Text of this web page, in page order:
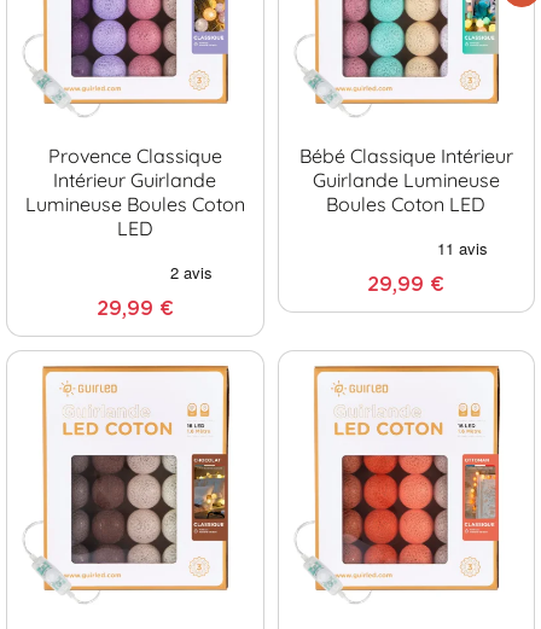
Provence Classique
Intérieur Guirlande
Lumineuse Boules Coton
LED
29,99 €
Bébé Classique Intérieur
Guirlande Lumineuse
Boules Coton LED
29,99 €